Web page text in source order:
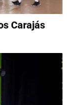
Carajás